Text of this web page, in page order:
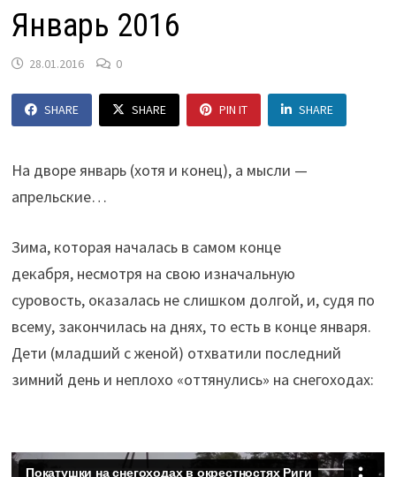
Январь 2016
28.01.2016 0
SHARE SHARE PIN IT SHARE
На дворе январь (хотя и конец), а мысли —
апрельские…
Зима, которая началась в самом конце
декабря, несмотря на свою изначальную
суровость, оказалась не слишком долгой, и, судя по
всему, закончилась на днях, то есть в конце января.
Дети (младший с женой) отхватили последний
зимний день и неплохо «оттянулись» на снегоходах: